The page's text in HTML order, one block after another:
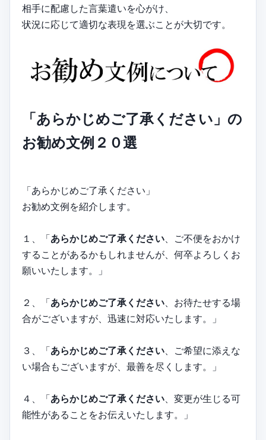
相手に配慮した言葉遣いを心がけ、
状況に応じて適切な表現を選ぶことが大切です。
「あらかじめご了承ください」の
お勧め文例２０選
「あらかじめご了承ください」
お勧め文例を紹介します。
１、「あらかじめご了承ください、ご不便をおかけ
することがあるかもしれませんが、何卒よろしくお
願いいたします。」
２、「あらかじめご了承ください、お待たせする場
合がございますが、迅速に対応いたします。」
３、「あらかじめご了承ください、ご希望に添えな
い場合もございますが、最善を尽くします。」
４、「あらかじめご了承ください、変更が生じる可
能性があることをお伝えいたします。」